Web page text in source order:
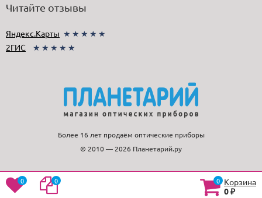
Читайте отзывы
Яндекс.Карты ★★★★★
2ГИС
★★★★★
Более 16 лет продаём оптические приборы
© 2010 — 2026 Планетарий.ру
0 0 0 Корзина
0₽